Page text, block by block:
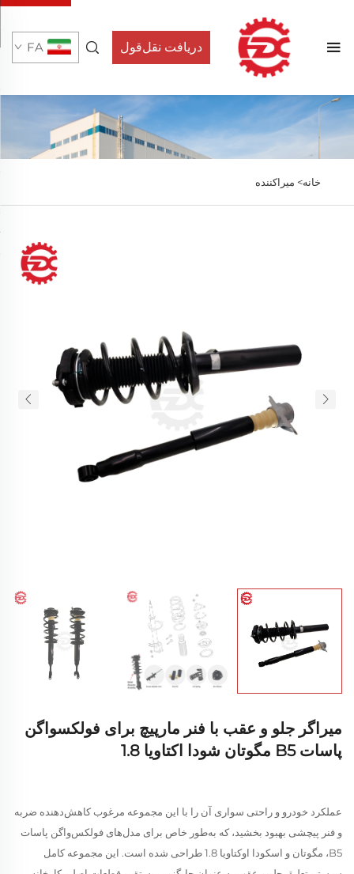
دریافت نقل‌قول FA
خانه> میراکننده
میراگر جلو و عقب با فنر مارپیچ برای فولکسواگن
پاسات B5 مگوتان شودا اکتاویا 1.8
عملکرد خودرو و راحتی سواری آن را با این مجموعه مرغوب کاهش‌دهنده ضربه
و فنر پیچشی بهبود بخشید، که به‌طور خاص برای مدل‌های فولکس‌واگن پاسات
B5، مگوتان و اسکودا اوکتاویا 1.8 طراحی شده است. این مجموعه کامل